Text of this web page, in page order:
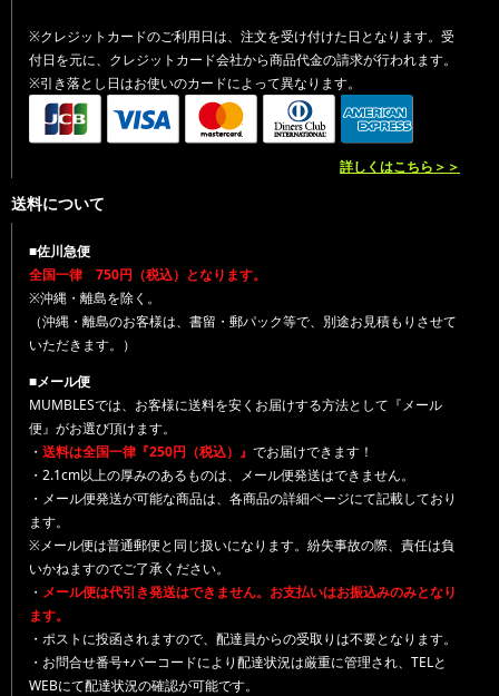
※クレジットカードのご利用日は、注文を受け付けた日となります。受
付日を元に、クレジットカード会社から商品代金の請求が行われます。
※引き落とし日はお使いのカードによって異なります。
詳しくはこちら＞＞
送料について
■佐川急便
全国一律 750円（税込）となります。
※沖縄・離島を除く。
（沖縄・離島のお客様は、書留・郵パック等で、別途お見積もりさせて
いただきます。）
■メール便
MUMBLESでは、お客様に送料を安くお届けする方法として『メール
便』がお選び頂けます。
・ 送料は全国一律『250円（税込）』 でお届けできます！
・2.1cm以上の厚みのあるものは、メール便発送はできません。
・メール便発送が可能な商品は、各商品の詳細ページにて記載しており
ます。
※メール便は普通郵便と同じ扱いになります。紛失事故の際、責任は負
いかねますのでご了承ください。
・ メール便は代引き発送はできません。お支払いはお振込みのみとなり
ます。
・ポストに投函されますので、配達員からの受取りは不要となります。
・お問合せ番号+バーコードにより配達状況は厳重に管理され、TELと
WEBにて配達状況の確認が可能です。